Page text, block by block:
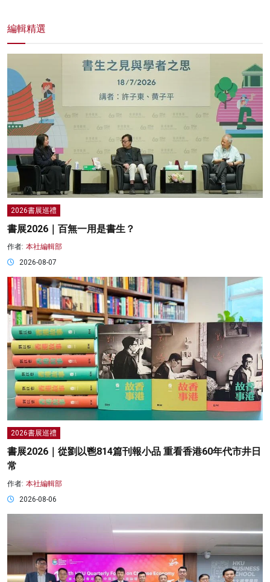
編輯精選
2026書展巡禮
書展2026｜百無一用是書生？
作者: 本社編輯部
2026-08-07
2026書展巡禮
書展2026｜從劉以鬯814篇刊報小品 重看香港60年代市井日
常
作者: 本社編輯部
2026-08-06